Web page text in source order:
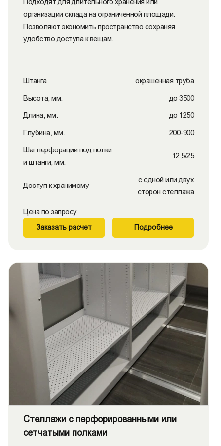
Подходят для длительного хранения или
организации склада на ограниченной площади.
Позволяют экономить пространство сохраняя
удобство доступа к вещам.
Штанга окрашенная труба
Высота, мм. до 3500
Длина, мм. до 1250
Глубина, мм. 200-900
Шаг перфорации под полки
и штанги, мм.
12,5/25
Доступ к хранимому
с одной или двух
сторон стеллажа
Цена по запросу
Заказать расчет Подробнее
Стеллажи с перфорированными или
сетчатыми полками